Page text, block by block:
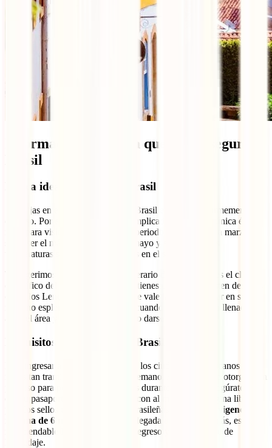
Información útil para que viajes seguro a
Brasil
Época ideal para visitar Brasil
Si te fijas en el mapa, notarás que Brasil es un país enormemente
extenso. Por esta razón, resulta complicado definir una única época
ideal para visitarlo. En general, el periodo de diciembre a marzo
suele ser el más caluroso, y entre mayo y septiembre, las
temperaturas se sienten más frescas en el sur del país.
Te sugerimos que al planear tu itinerario de viaje cheques el clima
específico del lugar y la fecha que tienes en mente. Existen destinos
como los Lençois Maranhenses que vale la pena disfrutar en su
máximo esplendor, especialmente cuando las lluvias han llenado de
agua el área y el sol hace más chido darse un chapuzón.
Requisitos de visado para Brasil
Para ingresar a Brasil como turista, los ciudadanos mexicanos no
necesitan tramitar un visado de antemano. Al llegar, se te otorgará un
permiso para permanecer en el país durante
. Asegúrate de
que tu pasaporte mexicano cuente con al menos una página libre
para los sellos de las autoridades brasileñas y tenga una
vigencia
mínima de 6 meses
a partir de tu llegada a Brasil. Además, es
recomendable llevar un boleto de regreso y comprobante de
hospedaje.